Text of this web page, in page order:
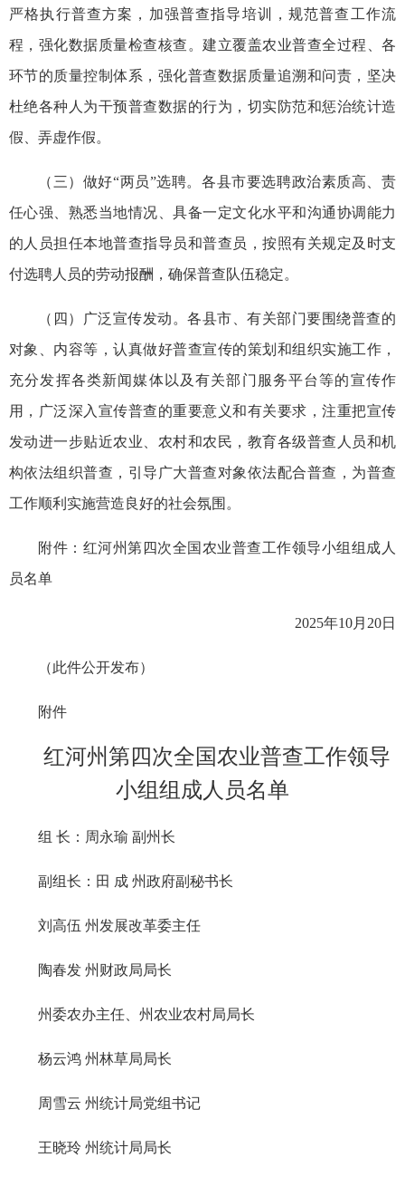
严格执行普查方案，加强普查指导培训，规范普查工作流
程，强化数据质量检查核查。建立覆盖农业普查全过程、各
环节的质量控制体系，强化普查数据质量追溯和问责，坚决
杜绝各种人为干预普查数据的行为，切实防范和惩治统计造
假、弄虚作假。
（三）做好“两员”选聘。各县市要选聘政治素质高、责
任心强、熟悉当地情况、具备一定文化水平和沟通协调能力
的人员担任本地普查指导员和普查员，按照有关规定及时支
付选聘人员的劳动报酬，确保普查队伍稳定。
（四）广泛宣传发动。各县市、有关部门要围绕普查的
对象、内容等，认真做好普查宣传的策划和组织实施工作，
充分发挥各类新闻媒体以及有关部门服务平台等的宣传作
用，广泛深入宣传普查的重要意义和有关要求，注重把宣传
发动进一步贴近农业、农村和农民，教育各级普查人员和机
构依法组织普查，引导广大普查对象依法配合普查，为普查
工作顺利实施营造良好的社会氛围。
附件：红河州第四次全国农业普查工作领导小组组成人
员名单
2025年10月20日
（此件公开发布）
附件
红河州第四次全国农业普查工作领导
小组组成人员名单
组 长：周永瑜 副州长
副组长：田 成 州政府副秘书长
刘高伍 州发展改革委主任
陶春发 州财政局局长
州委农办主任、州农业农村局局长
杨云鸿 州林草局局长
周雪云 州统计局党组书记
王晓玲 州统计局局长